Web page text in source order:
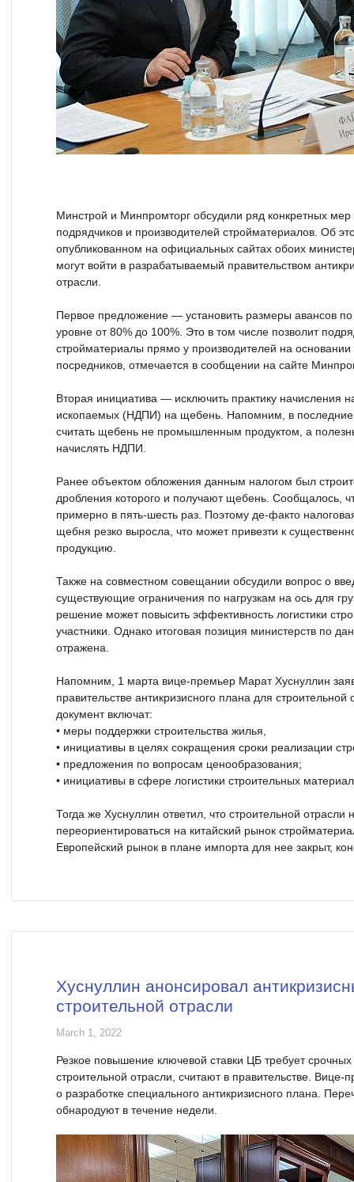
Минстрой и Минпромторг обсудили ряд конкретных мер
подрядчиков и производителей стройматериалов. Об
опубликованном на официальных сайтах обоих
могут войти в разрабатываемый правительством
отрасли.
Первое предложение — установить размеры авансов по
уровне от 80% до 100%. Это в том числе позволит
стройматериалы прямо у производителей на
посредников, отмечается в сообщении на сайте
Вторая инициатива — исключить практику начисления
ископаемых (НДПИ) на щебень. Напомним, в последние
считать щебень не промышленным продуктом, а
начислять НДПИ.
Ранее объектом обложения данным налогом был
дробления которого и получают щебень. Сообщалось,
примерно в пять-шесть раз. Поэтому де-факто
щебня резко выросла, что может привезти к
продукцию.
Также на совместном совещании обсудили вопрос о
существующие ограничения по нагрузкам на ось для
решение может повысить эффективность логистики
участники. Однако итоговая позиция министерств по
отражена.
Напомним, 1 марта вице-премьер Марат Хуснуллин
правительстве антикризисного плана для
документ включат:
• меры поддержки строительства жилья,
• инициативы в целях сокращения сроки реализации
• предложения по вопросам ценообразования;
• инициативы в сфере логистики строительных
Тогда же Хуснуллин ответил, что строительной отрасли
переориентироваться на китайский рынок
Европейский рынок в плане импорта для нее закрыт,
Хуснуллин анонсировал
строительной отрасли
March 1, 2022
Резкое повышение ключевой ставки ЦБ требует
строительной отрасли, считают в правительстве.
о разработке специального антикризисного плана.
обнародуют в течение недели.